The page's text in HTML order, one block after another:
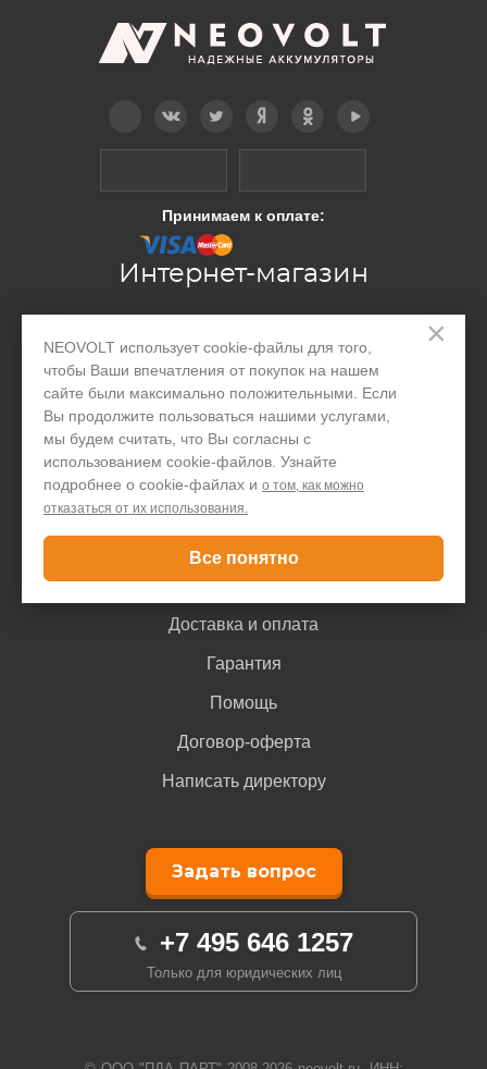
×
NEOVOLT использует cookie-файлы для того,
чтобы Ваши впечатления от покупок на нашем
сайте были максимально положительными. Если
Вы продолжите пользоваться нашими услугами,
мы будем считать, что Вы согласны с
использованием cookie-файлов. Узнайте
подробнее о cookie-файлах и о том, как можно
отказаться от их использования.
Все понятно
Принимаем к оплате:
Интернет-магазин
Производство
Организациям
Акции и скидки
Блог
Контакты
Покупателю
Доставка и оплата
Гарантия
Помощь
Договор-оферта
Написать директору
Задать вопрос
+7 495 646 1257
Только для юридических лиц